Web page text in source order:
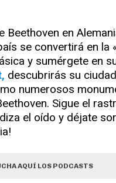
Beethoven en
se convertirá en la
y sumérgete en
descubrirás su
numerosos
Sigue el
el oído y déjate
AQUÍ LOS PODCASTS